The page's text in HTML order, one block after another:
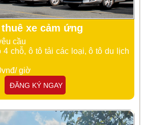
xe cảm ứng
cầu
4 chỗ, ô tô tải các loại, ô tô du lịch
giờ
ĐĂNG KÝ NGAY